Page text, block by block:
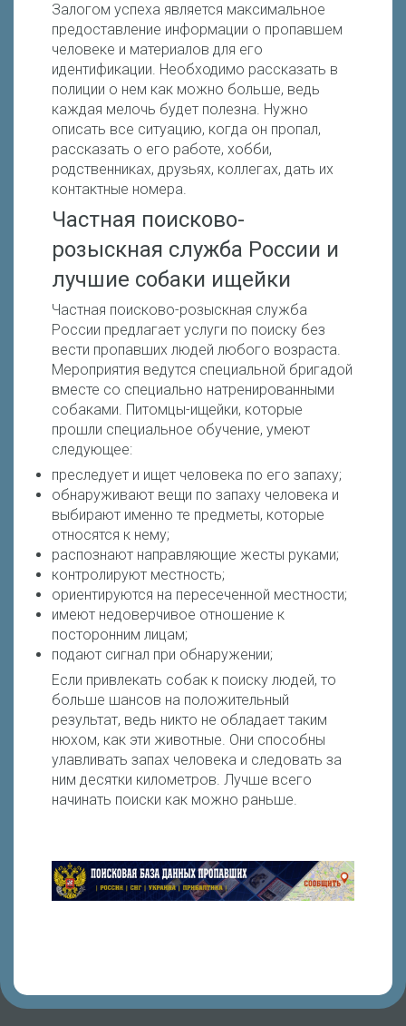
Залогом успеха является максимальное
предоставление информации о пропавшем
человеке и материалов для его
идентификации. Необходимо рассказать в
полиции о нем как можно больше, ведь
каждая мелочь будет полезна. Нужно
описать все ситуацию, когда он пропал,
рассказать о его работе, хобби,
родственниках, друзьях, коллегах, дать их
контактные номера.
Частная поисково-
розыскная служба России и
лучшие собаки ищейки
Частная поисково-розыскная служба
России предлагает услуги по поиску без
вести пропавших людей любого возраста.
Мероприятия ведутся специальной бригадой
вместе со специально натренированными
собаками. Питомцы-ищейки, которые
прошли специальное обучение, умеют
следующее:
преследует и ищет человека по его запаху;
обнаруживают вещи по запаху человека и
выбирают именно те предметы, которые
относятся к нему;
распознают направляющие жесты руками;
контролируют местность;
ориентируются на пересеченной местности;
имеют недоверчивое отношение к
посторонним лицам;
подают сигнал при обнаружении;
Если привлекать собак к поиску людей, то
больше шансов на положительный
результат, ведь никто не обладает таким
нюхом, как эти животные. Они способны
улавливать запах человека и следовать за
ним десятки километров. Лучше всего
начинать поиски как можно раньше.